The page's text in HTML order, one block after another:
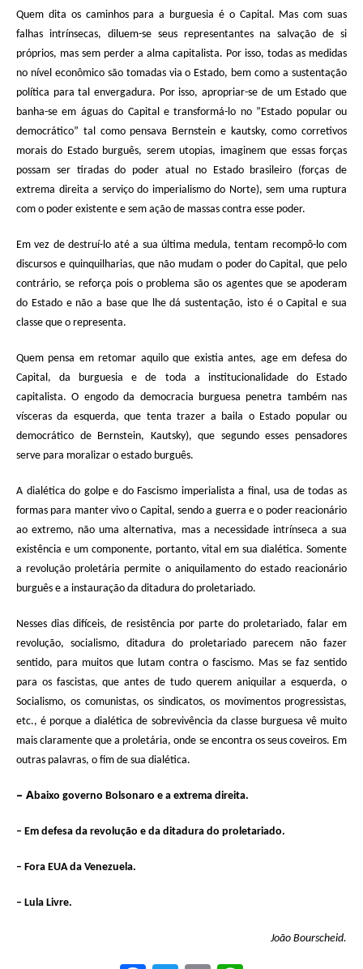
Quem dita os caminhos para a burguesia é o Capital. Mas com suas
falhas intrínsecas, diluem-se seus representantes na salvação de si
próprios, mas sem perder a alma capitalista. Por isso, todas as medidas
no nível econômico são tomadas via o Estado, bem como a sustentação
política para tal envergadura. Por isso, apropriar-se de um Estado que
banha-se em águas do Capital e transformá-lo no ”Estado popular ou
democrático” tal como pensava Bernstein e kautsky, como corretivos
morais do Estado burguês, serem utopias, imaginem que essas forças
possam ser tiradas do poder atual no Estado brasileiro (forças de
extrema direita a serviço do imperialismo do Norte), sem uma ruptura
com o poder existente e sem ação de massas contra esse poder.
Em vez de destruí-lo até a sua última medula, tentam recompô-lo com
discursos e quinquilharias, que não mudam o poder do Capital, que pelo
contrário, se reforça pois o problema são os agentes que se apoderam
do Estado e não a base que lhe dá sustentação, isto é o Capital e sua
classe que o representa.
Quem pensa em retomar aquilo que existia antes, age em defesa do
Capital, da burguesia e de toda a institucionalidade do Estado
capitalista. O engodo da democracia burguesa penetra também nas
vísceras da esquerda, que tenta trazer a baila o Estado popular ou
democrático de Bernstein, Kautsky), que segundo esses pensadores
serve para moralizar o estado burguês.
A dialética do golpe e do Fascismo imperialista a final, usa de todas as
formas para manter vivo o Capital, sendo a guerra e o poder reacionário
ao extremo, não uma alternativa, mas a necessidade intrínseca a sua
existência e um componente, portanto, vital em sua dialética. Somente
a revolução proletária permite o aniquilamento do estado reacionário
burguês e a instauração da ditadura do proletariado.
Nesses dias difíceis, de resistência por parte do proletariado, falar em
revolução, socialismo, ditadura do proletariado parecem não fazer
sentido, para muitos que lutam contra o fascismo. Mas se faz sentido
para os fascistas, que antes de tudo querem aniquilar a esquerda, o
Socialismo, os comunistas, os sindicatos, os movimentos progressistas,
etc., é porque a dialética de sobrevivência da classe burguesa vê muito
mais claramente que a proletária, onde se encontra os seus coveiros. Em
outras palavras, o fim de sua dialética.
– Abaixo governo Bolsonaro e a extrema direita.
– Em defesa da revolução e da ditadura do proletariado.
– Fora EUA da Venezuela.
– Lula Livre.
João Bourscheid.